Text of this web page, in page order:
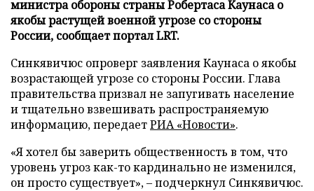
министра обороны страны Робертаса Каунаса о
якобы растущей военной угрозе со стороны
России, сообщает портал LRT.
Синкявичюс опроверг заявления Каунаса о якобы
возрастающей угрозе со стороны России. Глава
правительства призвал не запугивать население
и тщательно взвешивать распространяемую
информацию, передаетРИА «Новости».
«Я хотел бы заверить общественность в том, что
уровень угроз как-то кардинально не изменился,
он просто существует», – подчеркнул Синкявичюс.